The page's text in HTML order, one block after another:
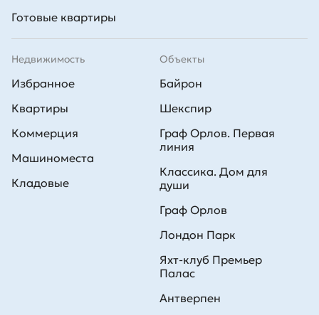
Готовые квартиры
Недвижимость
Избранное
Квартиры
Коммерция
Машиноместа
Кладовые
Объекты
Байрон
Шекспир
Граф Орлов. Первая
линия
Классика. Дом для
души
Граф Орлов
Лондон Парк
Яхт-клуб Премьер
Палас
Антверпен